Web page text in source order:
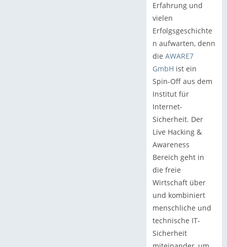
Erfahrung und
vielen
Erfolgsgeschichte
n aufwarten, denn
die AWARE7
GmbH ist ein
Spin-Off aus dem
Institut für
Internet-
Sicherheit. Der
Live Hacking &
Awareness
Bereich geht in
die freie
Wirtschaft über
und kombiniert
menschliche und
technische IT-
Sicherheit